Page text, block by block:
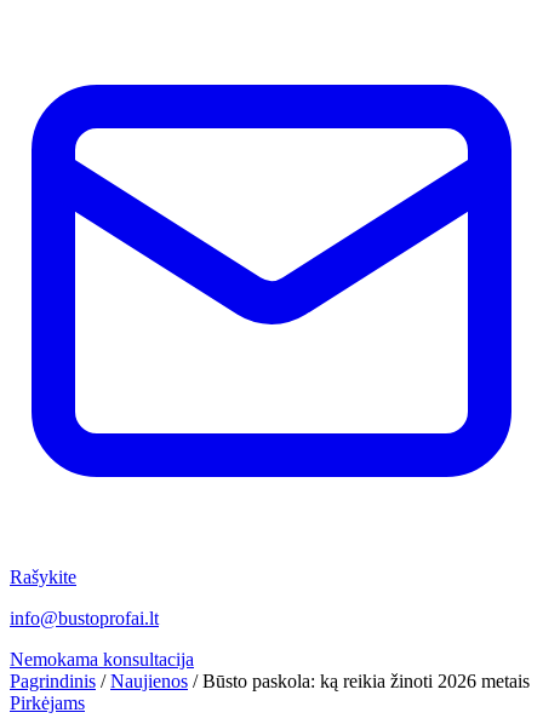
Rašykite
info@bustoprofai.lt
Nemokama konsultacija
Pagrindinis /Naujienos /Būsto paskola: ką reikia žinoti 2026 metais
Pirkėjams